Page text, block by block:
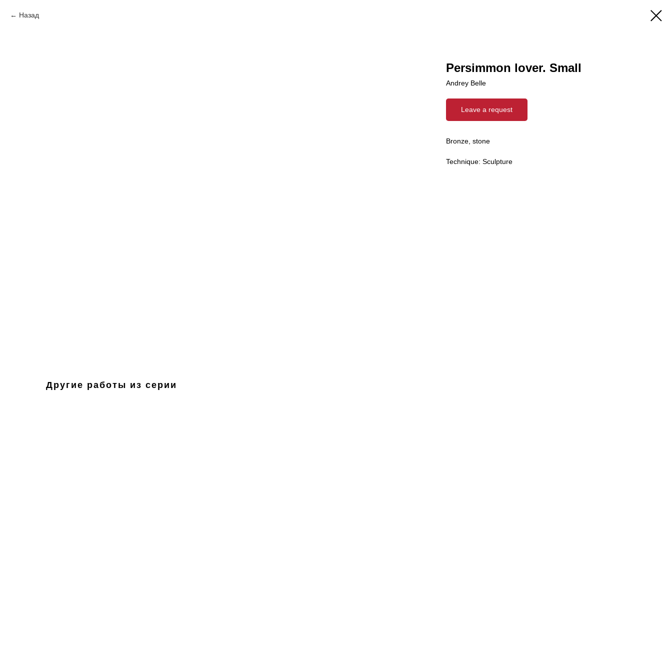
Назад
Persimmon lover. Small
Andrey Belle
Leave a request
Bronze, stone
Technique: Sculpture
Другие работы из серии